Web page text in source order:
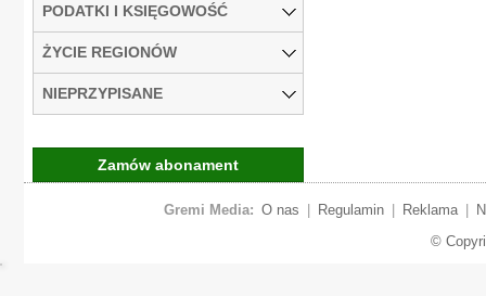
PODATKI I KSIĘGOWOŚĆ
ŻYCIE REGIONÓW
NIEPRZYPISANE
Zamów abonament
Gremi Media: O nas Regulamin Reklama
©